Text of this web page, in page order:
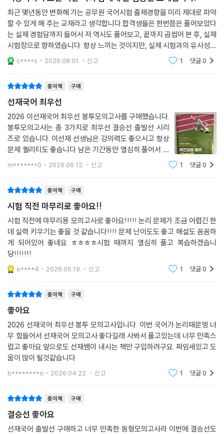
제17회 실전 모의고사
제18회 실전 모의고사
제19회 실전 모의고사
제20회 실전 모의고사
OMR 카드
최근 몇년동안 변화해 가는 공무원 국어시험 출제경향을 미리 제대로 파악
할 수 있게 해 주는 교재라고 생각합니다.합격생들은 한번쯤은 풀어보았다
는 실제 경험담까지 들어서 저 역시도 풀어보고, 끝까지 곱씹어 본 후, 실제
시험장으로 향하였습니다. 항상 느끼는 것이지만, 실제 시험과의 유사성은
무조건 보장해 준다는 것이 저의 생각힙니다...높은 가독성과 적절한 난이
도 조절로
c****s 2026.08.01. 신고 1 댓글0
종이책 구매
선재국어 최우선
2026 이선재국어 최우선 봉투모의고사를 구매했습니다.
봉투모의고사는 총 3가지로 최우선 결승선 출발선 시리
즈로 있습니다. 이선재 선생님은 강의력도 좋으시고 항상
문제 퀄리티도 좋습니다 남은 기간동안 열심히 풀어서 올
m*******0 2026.06.12. 신고 1 댓글0
종이책 구매
시험 직전 마무리로 좋아요!!
시험 직전에 마무리용 모의고사로 좋아요!!!!! 논리 문제가 조금 어렵긴 한
데 실력 키우기는 좋을 것 같습니다!!!! 문제 난이도도 좋고 해설도 꼼꼼하
게 되어있어 좋네요 ㅎㅎㅎㅎ시험 때까지 열심히 풀고 복습하겠습니
당!!!!!!!
o****4 2026.05.19. 신고 1 댓글0
종이책 구매
좋아요
2026 선재국어 최우선 봉투 모의고사입니다. 이번 국어가 논리때문엥 너
무 힘들어서 선재국어 모의고사 좋다길래 사봐서 풀고있는데 너무 만족스
럽고 좋아요 앞으로도 선재쌤이 내시는 책만 구입하려구요. 짜임새있고 도
움이 많이 될것같습니다
b********o 2026.04.22. 신고 1 댓글0
종이책 구매
결승선 좋아요
선재국어 출발선 구매하고 너무 만족한 동형모의고사라 이번에 결승선도